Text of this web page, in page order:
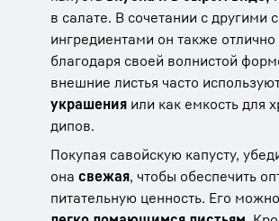
в салате. В сочетании с другими
ингредиентами он также отлично
благодаря своей волнистой
внешние листья часто
украшения или как емкость для
дипов.
Покупая савойскую капусту,
она свежая, чтобы обеспечить
питательную ценность. Его